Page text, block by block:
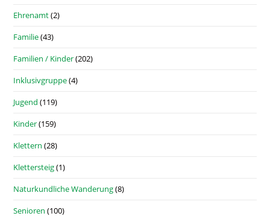
Ehrenamt(2)
Familie(43)
Familien / Kinder(202)
Inklusivgruppe(4)
Jugend (119)
Kinder(159)
Klettern (28)
Klettersteig(1)
Naturkundliche Wanderung(8)
Senioren (100)